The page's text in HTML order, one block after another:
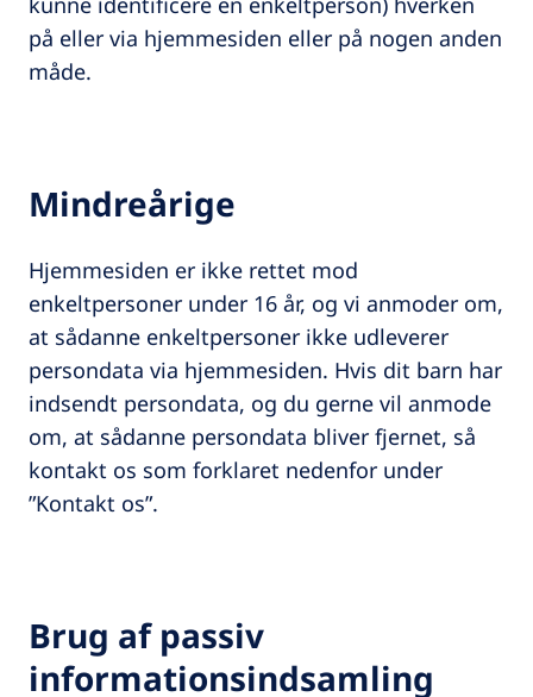
på eller via hjemmesiden eller på nogen anden
måde.
Mindreårige
Hjemmesiden er ikke rettet mod
enkeltpersoner under 16 år, og vi anmoder om,
at sådanne enkeltpersoner ikke udleverer
persondata via hjemmesiden. Hvis dit barn har
indsendt persondata, og du gerne vil anmode
om, at sådanne persondata bliver fjernet, så
kontakt os som forklaret nedenfor under
”Kontakt os”.
Brug af passiv
informationsindsamling